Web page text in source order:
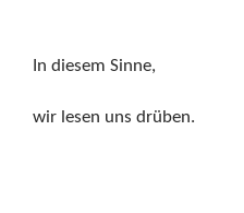
In diesem Sinne,
wir lesen uns drüben.